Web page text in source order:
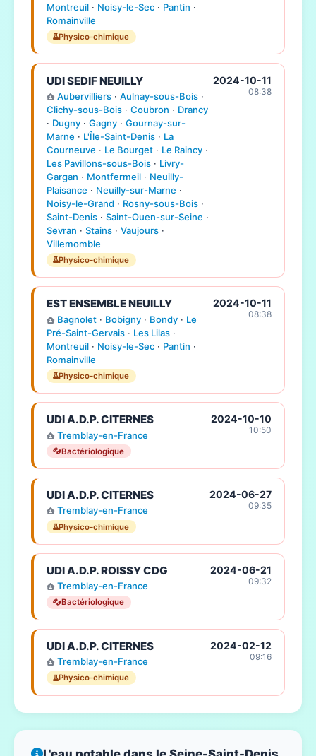
Montreuil· Noisy-le-Sec· Pantin ·
Romainville
Physico-chimique
UDI SEDIF NEUILLY
Aubervilliers· Aulnay-sous-Bois·
Clichy-sous-Bois· Coubron · Drancy
· Dugny· Gagny· Gournay-sur-
Marne · L'Île-Saint-Denis· La
Courneuve · Le Bourget· Le Raincy·
Les Pavillons-sous-Bois· Livry-
Gargan · Montfermeil· Neuilly-
Plaisance · Neuilly-sur-Marne ·
Noisy-le-Grand· Rosny-sous-Bois·
Saint-Denis· Saint-Ouen-sur-Seine ·
Sevran · Stains· Vaujours·
Villemomble
Physico-chimique
2024-10-11
08:38
EST ENSEMBLE NEUILLY
Bagnolet· Bobigny· Bondy· Le
Pré-Saint-Gervais· Les Lilas·
Montreuil· Noisy-le-Sec· Pantin ·
Romainville
Physico-chimique
2024-10-11
08:38
UDI A.D.P. CITERNES
Tremblay-en-France
Bactériologique
2024-10-10
10:50
UDI A.D.P. CITERNES
Tremblay-en-France
Physico-chimique
2024-06-27
09:35
UDI A.D.P. ROISSY CDG
Tremblay-en-France
Bactériologique
2024-06-21
09:32
UDI A.D.P. CITERNES
Tremblay-en-France
Physico-chimique
2024-02-12
09:16